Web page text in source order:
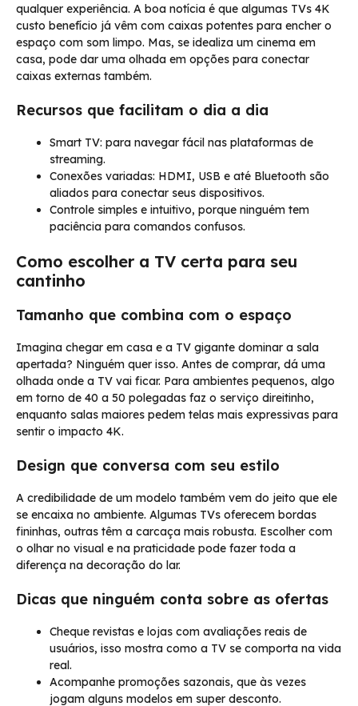
qualquer experiência. A boa notícia é que algumas TVs 4K
custo benefício já vêm com caixas potentes para encher o
espaço com som limpo. Mas, se idealiza um cinema em
casa, pode dar uma olhada em opções para conectar
caixas externas também.
Recursos que facilitam o dia a dia
Smart TV: para navegar fácil nas plataformas de
streaming.
Conexões variadas: HDMI, USB e até Bluetooth são
aliados para conectar seus dispositivos.
Controle simples e intuitivo, porque ninguém tem
paciência para comandos confusos.
Como escolher a TV certa para seu
cantinho
Tamanho que combina com o espaço
Imagina chegar em casa e a TV gigante dominar a sala
apertada? Ninguém quer isso. Antes de comprar, dá uma
olhada onde a TV vai ficar. Para ambientes pequenos, algo
em torno de 40 a 50 polegadas faz o serviço direitinho,
enquanto salas maiores pedem telas mais expressivas para
sentir o impacto 4K.
Design que conversa com seu estilo
A credibilidade de um modelo também vem do jeito que ele
se encaixa no ambiente. Algumas TVs oferecem bordas
fininhas, outras têm a carcaça mais robusta. Escolher com
o olhar no visual e na praticidade pode fazer toda a
diferença na decoração do lar.
Dicas que ninguém conta sobre as ofertas
Cheque revistas e lojas com avaliações reais de
usuários, isso mostra como a TV se comporta na vida
real.
Acompanhe promoções sazonais, que às vezes
jogam alguns modelos em super desconto.